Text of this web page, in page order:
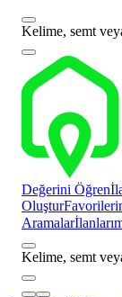
Kelime, semt
Değerini Öğren
Oluştur
Aramalar
Kelime, semt